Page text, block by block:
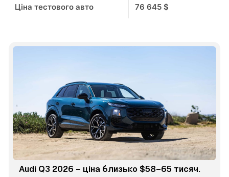
Ціна тестового авто 76 645 $
Audi Q3 2026 – ціна близько $58–65 тисяч.